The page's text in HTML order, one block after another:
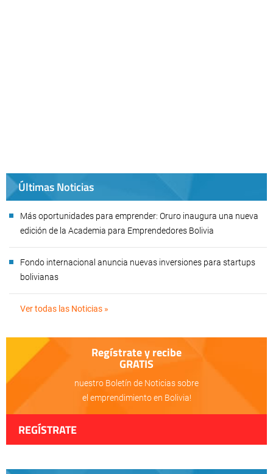
Últimas Noticias
Más oportunidades para emprender: Oruro inaugura una nueva
edición de la Academia para Emprendedores Bolivia
Fondo internacional anuncia nuevas inversiones para startups
bolivianas
Ver todas las Noticias »
Regístrate y recibe
GRATIS
nuestro Boletín de Noticias sobre
el emprendimiento en Bolivia!
REGÍSTRATE